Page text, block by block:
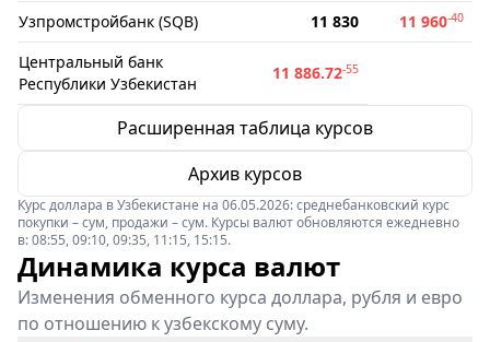
Узпромстройбанк (SQB) 11 830 11 960-40
Центральный банк
Республики Узбекистан
11 886.72-55
Расширенная таблица курсов
Архив курсов
Курс доллара в Узбекистане на 06.05.2026: среднебанковский курс
покупки – сум, продажи – сум. Курсы валют обновляются ежедневно
в: 08:55, 09:10, 09:35, 11:15, 15:15.
Динамика курса валют
Изменения обменного курса доллара, рубля и евро
по отношению к узбекскому суму.